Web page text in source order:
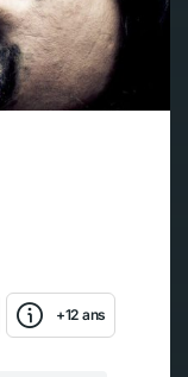
+12 ans